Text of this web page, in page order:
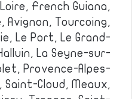
French Guiana,
Avignon, Tourcoing,
Le Port, Le Grand-
La Seyne-sur-
Provence-Alpes-
Saint-Cloud, Meaux,